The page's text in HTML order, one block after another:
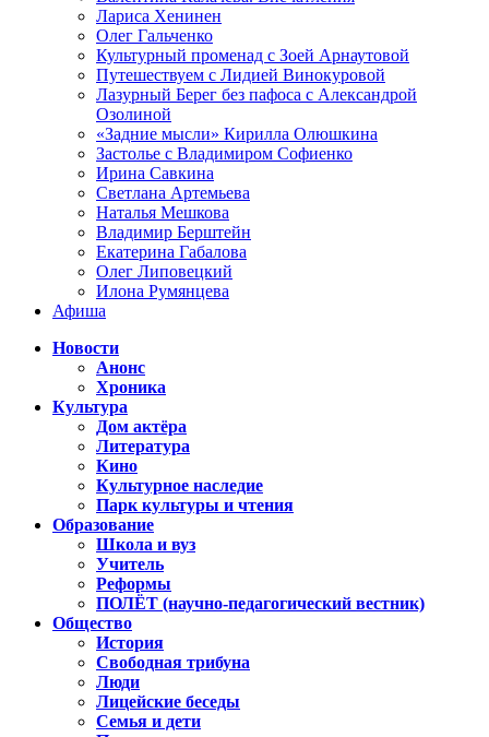
Лариса Хенинен
Олег Гальченко
Культурный променад с Зоей Арнаутовой
Путешествуем с Лидией Винокуровой
Лазурный Берег без пафоса с Александрой
Озолиной
«Задние мысли» Кирилла Олюшкина
Застолье с Владимиром Софиенко
Ирина Савкина
Светлана Артемьева
Наталья Мешкова
Владимир Берштейн
Екатерина Габалова
Олег Липовецкий
Илона Румянцева
Афиша
Новости
Анонс
Хроника
Культура
Дом актёра
Литература
Кино
Культурное наследие
Парк культуры и чтения
Образование
Школа и вуз
Учитель
Реформы
ПОЛЁТ (научно-педагогический вестник)
Общество
История
Свободная трибуна
Люди
Лицейские беседы
Семья и дети